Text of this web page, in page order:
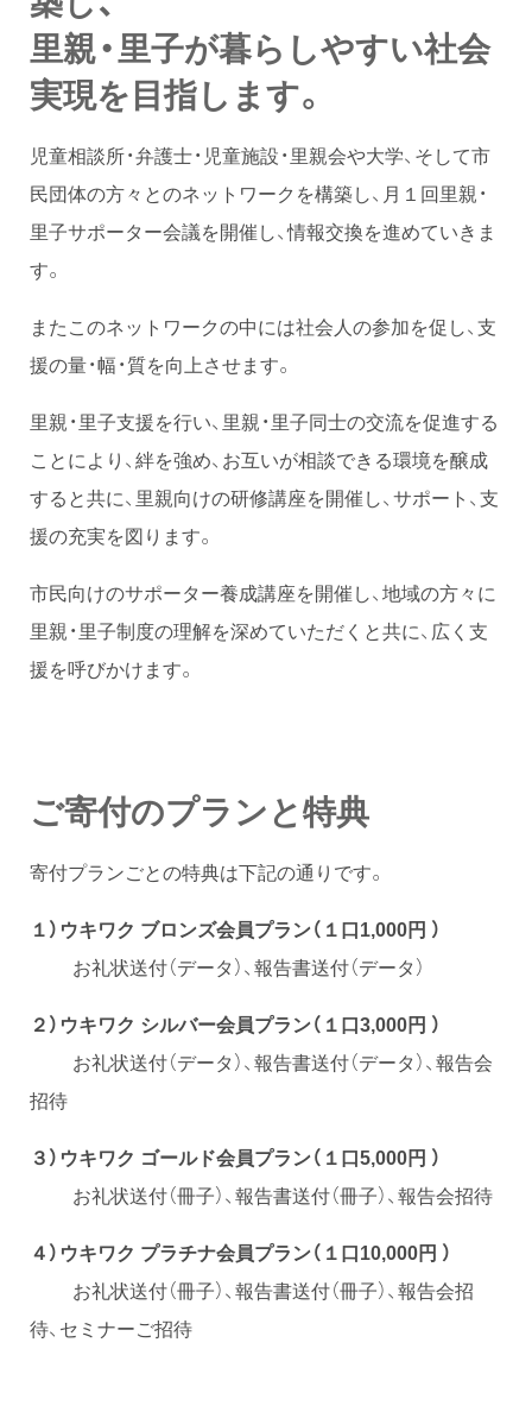
里親・里子が暮らしやすい社会
実現を目指します。
児童相談所・弁護士・児童施設・里親会や大学、そして市
民団体の方々とのネットワークを構築し、月１回里親・
里子サポーター会議を開催し、情報交換を進めていきま
す。
またこのネットワークの中には社会人の参加を促し、支
援の量・幅・質を向上させます。
里親・里子支援を行い、里親・里子同士の交流を促進する
ことにより、絆を強め、お互いが相談できる環境を醸成
すると共に、里親向けの研修講座を開催し、サポート、支
援の充実を図ります。
市民向けのサポーター養成講座を開催し、地域の方々に
里親・里子制度の理解を深めていただくと共に、広く支
援を呼びかけます。
ご寄付のプランと特典
寄付プランごとの特典は下記の通りです。
１）ウキワク ブロンズ会員プラン（１口1,000円 ）
お礼状送付（データ）、報告書送付（データ）
２）ウキワク シルバー会員プラン（１口3,000円 ）
お礼状送付（データ）、報告書送付（データ）、報告会
招待
３）ウキワク ゴールド会員プラン（１口5,000円 ）
お礼状送付（冊子）、報告書送付（冊子）、報告会招待
４）ウキワク プラチナ会員プラン（１口10,000円 ）
お礼状送付（冊子）、報告書送付（冊子）、報告会招
待、セミナーご招待